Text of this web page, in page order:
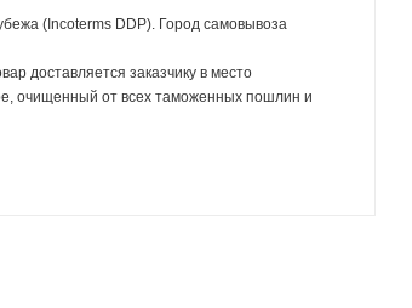
(Incoterms DDP). Город самовывоза
доставляется заказчику в место
очищенный от всех таможенных пошлин и